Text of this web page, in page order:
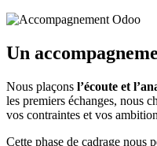
Un
Nous plaçons l’écoute et
les premiers échanges, nous
vos contraintes et vos
Cette phase de cadrage nous